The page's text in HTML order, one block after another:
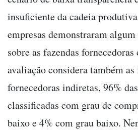
insuficiente da cadeia
empresas demonstraram
sobre as fazendas
avaliação considera também as
fornecedoras indiretas, 96%
classificadas com grau de
baixo e 4% com grau baixo.